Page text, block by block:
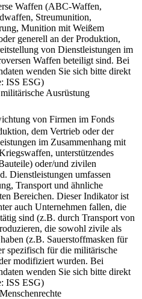
Waffen (ABC-Waffen,
Streumunition,
Munition mit Weißem
generell an der Produktion,
von Dienstleistungen im
Waffen beteiligt sind. Bei
wenden Sie sich bitte direkt
ISS ESG)
Ausrüstung
von Firmen im Fonds
dem Vertrieb oder der
im Zusammenhang mit
unterstützendes
oder/und zivilen
Dienstleistungen umfassen
Transport und ähnliche
Bereichen. Dieser Indikator ist
auch Unternehmen fallen, die
sind (z.B. durch Transport von
die sowohl zivile als
(z.B. Sauerstoffmasken für
spezifisch für die militärische
modifiziert wurden. Bei
wenden Sie sich bitte direkt
ISS ESG)